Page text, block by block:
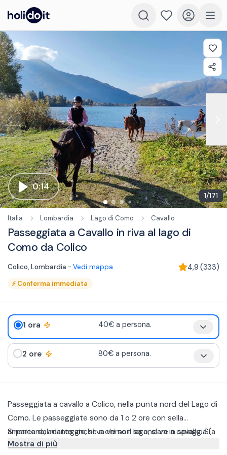
0:14
1/171
Italia Lombardia Lago di Como Cavallo
Passeggiata a Cavallo in riva al lago di
Como da Colico
Colico, Lombardia - Vedi mappa 4,9 (333)
⚡Conferma immediata
1 ora 40€ a persona.
2 ore 80€ a persona.
Passeggiata a cavallo a Colico, nella punta nord del Lago di
Como. Le passeggiate sono da 1 o 2 ore con sella
americana, adatte anche a chi non sa andare a cavallo. Si
fanno 5 min in campo per imparare un pochino.
Si parte dal maneggio, si va verso il lago, si va in spiaggia (a
meno che non sia inagibile), si passa dai campi e si rientra
Mostra di più